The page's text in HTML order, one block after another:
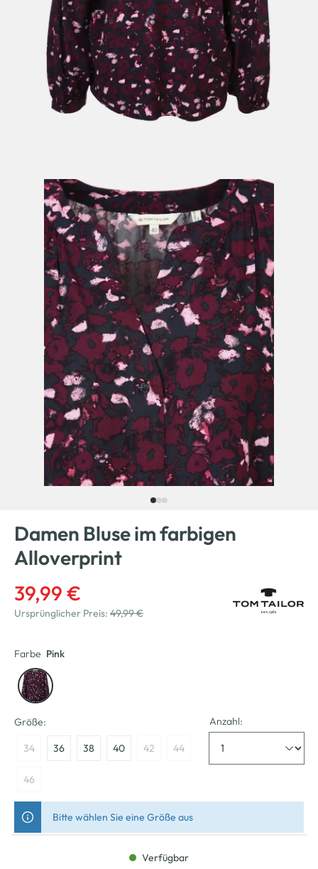
Damen Bluse im farbigen
Alloverprint
39,99 €
Ursprünglicher Preis: 49,99 €
Farbe Pink
Größe:
34 36 38 40 42 44
46
Anzahl:
Bitte wählen Sie eine Größe aus
Verfügbar